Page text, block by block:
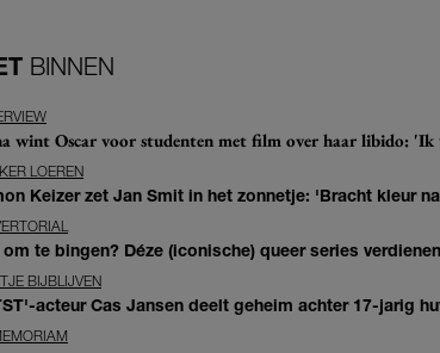
BINNEN
wint Oscar voor studenten met film over haar libido: 'Ik
LOEREN
Keizer zet Jan Smit in het zonnetje: 'Bracht kleur
om te bingen? Déze (iconische) queer series
BIJBLIJVEN
acteur Cas Jansen deelt geheim achter 17-jarig